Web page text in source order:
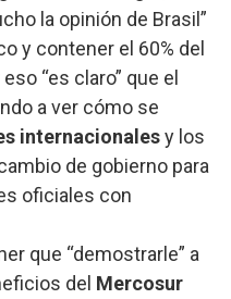
la opinión de Brasil”
y contener el 60% del
“es claro” que el
a ver cómo se
internacionalesy los
de gobierno para
oficiales con
que “demostrarle” a
del Mercosur